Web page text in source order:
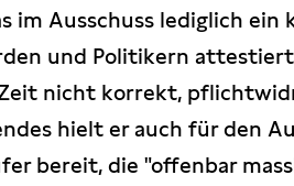
im Ausschuss lediglich
und Politikern
nicht korrekt,
hielt er auch für den
bereit, die "offenbar